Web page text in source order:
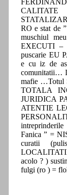
RO e stat de
muschiul
EXECUTI –
puscarie EU
e cu iz de
comunitatii…
mafie …Totul
TOTALA
JURIDICA
ATENTIE
Fanica ” =
curatii
acolo ? )
fulgi (ro ) =